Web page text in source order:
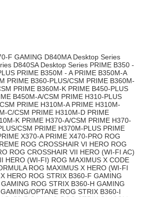
F GAMING D840MA Desktop Series
D840SA Desktop Series PRIME B350 -
PRIME B350M - A PRIME B350M-A
PRIME B360-PLUS/CSM PRIME B360M-
PRIME B360M-K PRIME B450-PLUS
B450M-A/CSM PRIME H310-PLUS
PRIME H310M-A PRIME H310M-
C/CSM PRIME H310M-D PRIME
K PRIME H370-A/CSM PRIME H370-
CSM PRIME H370M-PLUS PRIME
X370-A PRIME X470-PRO ROG
ROG CROSSHAIR VI HERO ROG
ROG CROSSHAIR VII HERO (WI-FI AC)
HERO (WI-FI) ROG MAXIMUS X CODE
ROG MAXIMUS X HERO (WI-FI
HERO ROG STRIX B360-F GAMING
ROG STRIX B360-H GAMING
OPTANE ROG STRIX B360-I